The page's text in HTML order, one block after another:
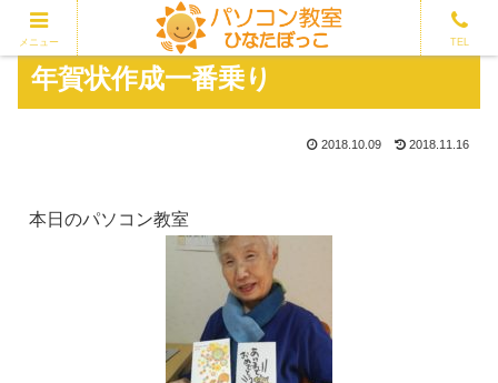
年賀状作成一番乗り
2018.10.09 2018.11.16
本日のパソコン教室
メニュー TEL